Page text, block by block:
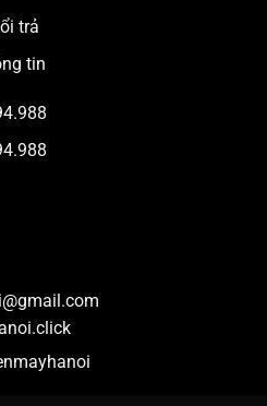
trả
tin